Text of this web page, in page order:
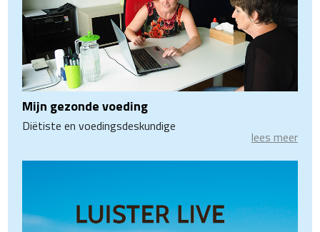
Mijn gezonde voeding
Diëtiste en voedingsdeskundige
lees meer